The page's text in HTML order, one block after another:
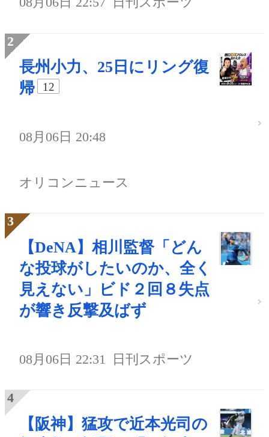
長州小力、25日にリング復
帰
12
08月06日 20:48
オリコンニュース
【DeNA】相川監督「どん
な投球がしたいのか、全く
見えない」ビド２回８失点
が響き反撃及ばず
08月06日 22:31 日刊スポーツ
【阪神】猛攻で近本光司の